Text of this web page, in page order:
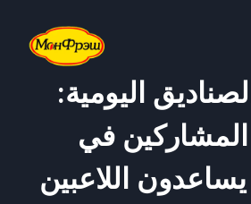
content
اليومية:
في
يساعدون اللاعبين